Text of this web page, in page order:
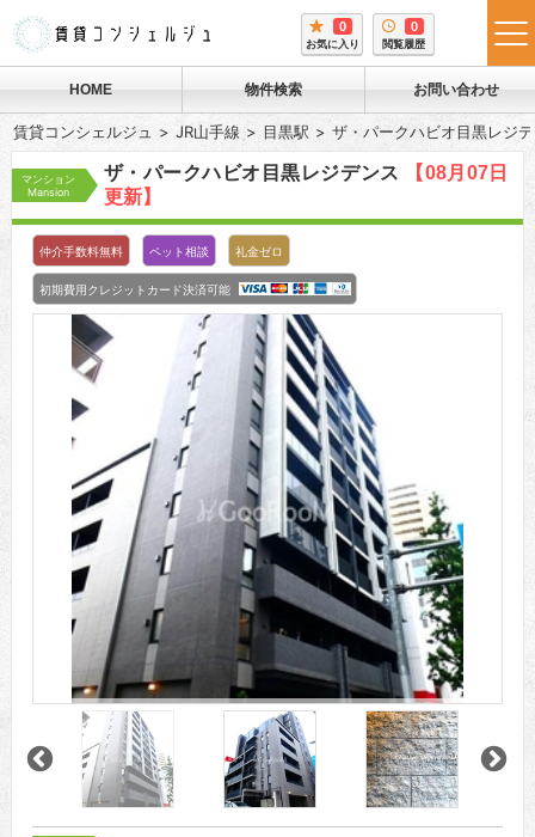
0
お気に入り
0
閲覧履歴
HOME 物件検索 お問い合わせ
賃貸コンシェルジュ JR山手線 目黒駅 ザ・パークハビオ目黒レジ
マンション
Mansion
ザ・パークハビオ目黒レジデンス
【08月07日
更新】
仲介手数料無料 ペット相談 礼金ゼロ
初期費用クレジットカード決済可能